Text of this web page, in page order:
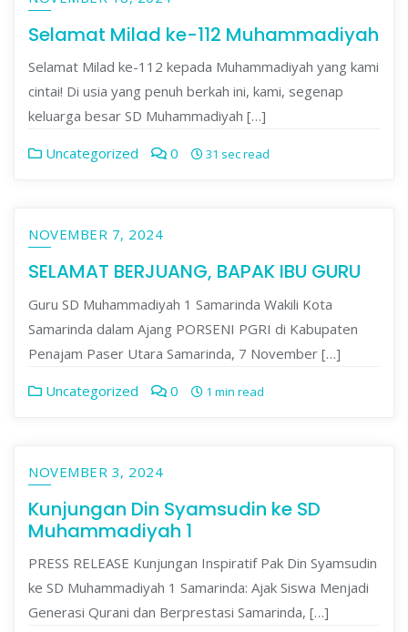
Selamat Milad ke-112 Muhammadiyah
Selamat Milad ke-112 kepada Muhammadiyah yang kami
cintai! Di usia yang penuh berkah ini, kami, segenap
keluarga besar SD Muhammadiyah […]
Uncategorized 0 31 sec read
NOVEMBER 7, 2024
SELAMAT BERJUANG, BAPAK IBU GURU
Guru SD Muhammadiyah 1 Samarinda Wakili Kota
Samarinda dalam Ajang PORSENI PGRI di Kabupaten
Penajam Paser Utara Samarinda, 7 November […]
Uncategorized 0 1 min read
NOVEMBER 3, 2024
Kunjungan Din Syamsudin ke SD
Muhammadiyah 1
PRESS RELEASE Kunjungan Inspiratif Pak Din Syamsudin
ke SD Muhammadiyah 1 Samarinda: Ajak Siswa Menjadi
Generasi Qurani dan Berprestasi Samarinda, […]